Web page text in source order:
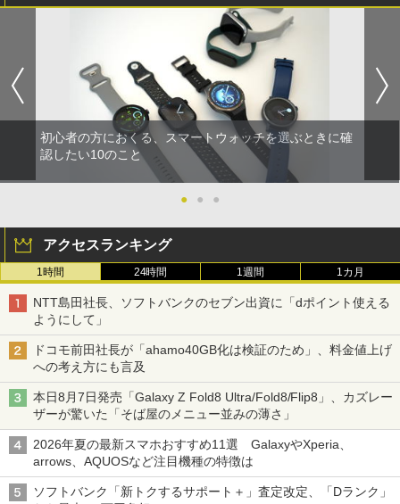
初心者の方におくる、スマートウォッチを選ぶときに確
認したい10のこと
● ● ●
アクセスランキング
1時間 24時間 1週間 1カ月
NTT島田社長、ソフトバンクのセブン出資に「dポイント使える
ようにして」
ドコモ前田社長が「ahamo40GB化は検証のため」、料金値上げ
への考え方にも言及
本日8月7日発売「Galaxy Z Fold8 Ultra/Fold8/Flip8」、カズレー
ザーが驚いた「そば屋のメニュー並みの薄さ」
2026年夏の最新スマホおすすめ11選 GalaxyやXperia、
arrows、AQUOSなど注目機種の特徴は
ソフトバンク「新トクするサポート＋」査定改定、「Dランク」